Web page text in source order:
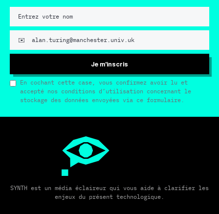
Je m'inscris
En cochant cette case, vous confirmez avoir lu et
accepté nos conditions d’utilisation concernant le
stockage des données envoyées via ce formulaire.
SYNTH est un média éclaireur qui vous aide à clarifier les
enjeux du présent technologique.